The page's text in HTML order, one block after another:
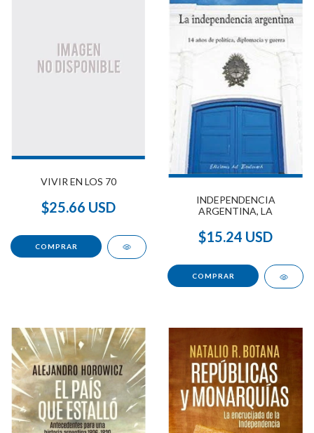
VIVIR EN LOS 70
$25.66 USD
INDEPENDENCIA
ARGENTINA, LA
$15.24 USD